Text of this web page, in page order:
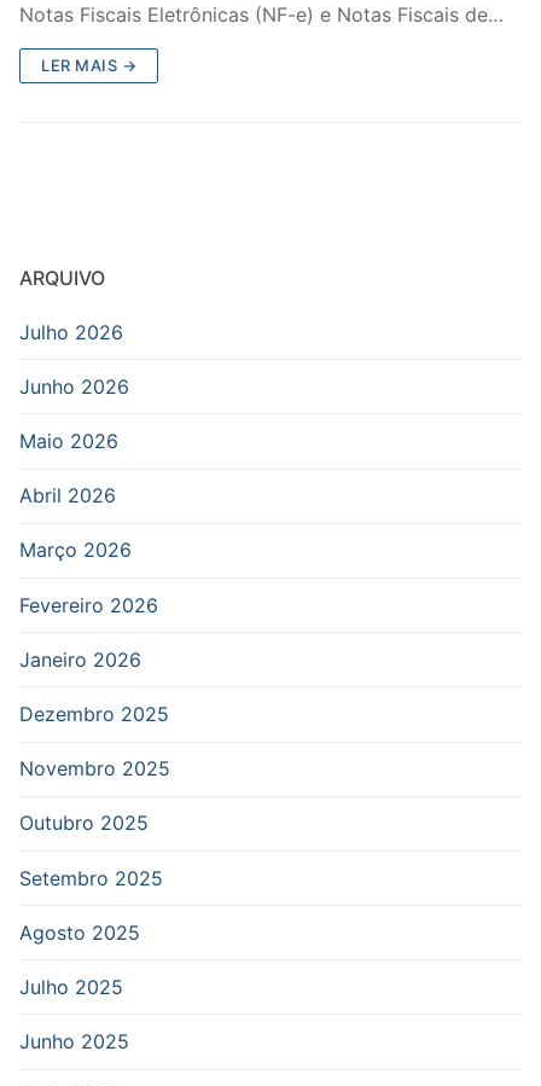
Notas Fiscais Eletrônicas (NF-e) e Notas Fiscais de…
LER MAIS →
ARQUIVO
Julho 2026
Junho 2026
Maio 2026
Abril 2026
Março 2026
Fevereiro 2026
Janeiro 2026
Dezembro 2025
Novembro 2025
Outubro 2025
Setembro 2025
Agosto 2025
Julho 2025
Junho 2025